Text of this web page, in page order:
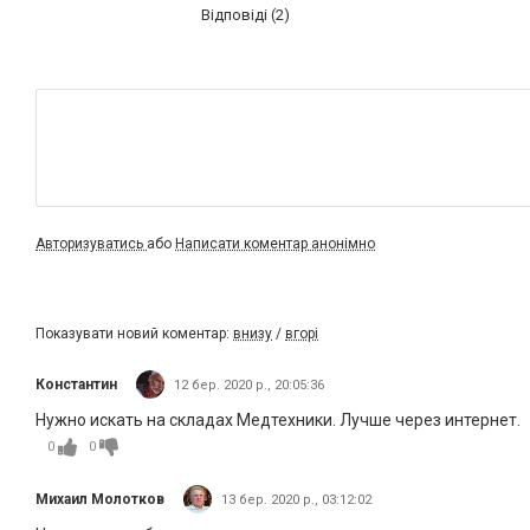
Відповіді (2)
Авторизуватись або Написати коментар анонімно
Показувати новий коментар: внизу / вгорі
Константин 12 бер. 2020 р., 20:05:36
Нужно искать на складах Медтехники. Лучше через интернет.
0 0
Михаил Молотков 13 бер. 2020 р., 03:12:02